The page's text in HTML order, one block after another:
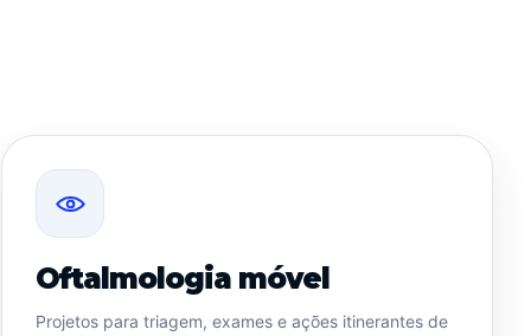
Oftalmologia móvel
Projetos para triagem, exames e ações itinerantes de